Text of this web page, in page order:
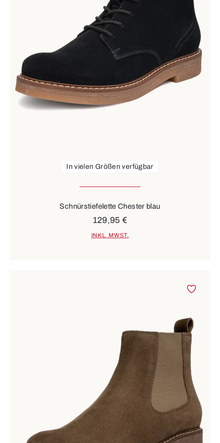
In vielen Größen verfügbar
Schnürstiefelette Chester blau
129,95 €
INKL. MWST.